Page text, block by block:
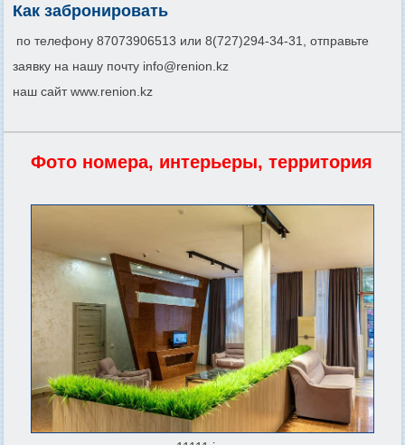
Как забронировать
по телефону 87073906513 или 8(727)294-34-31, отправьте
заявку на нашу почту info@renion.kz
наш сайт www.renion.kz
Фото номера, интерьеры, территория